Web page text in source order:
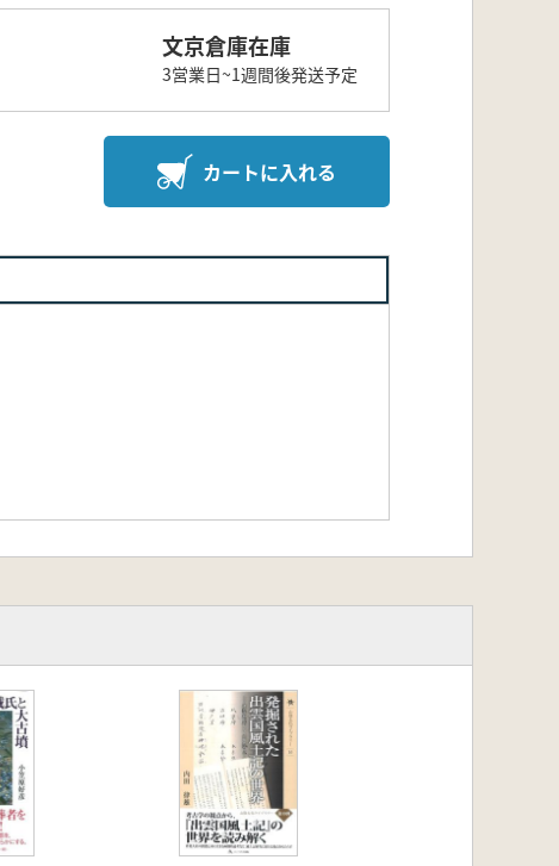
文京倉庫在庫
3営業日~1週間後発送予定
カートに入れる